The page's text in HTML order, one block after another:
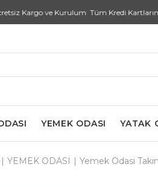
Kurulum Tüm Kredi
YEMEK ODASI YATAK
YEMEK ODASI Yemek Odası